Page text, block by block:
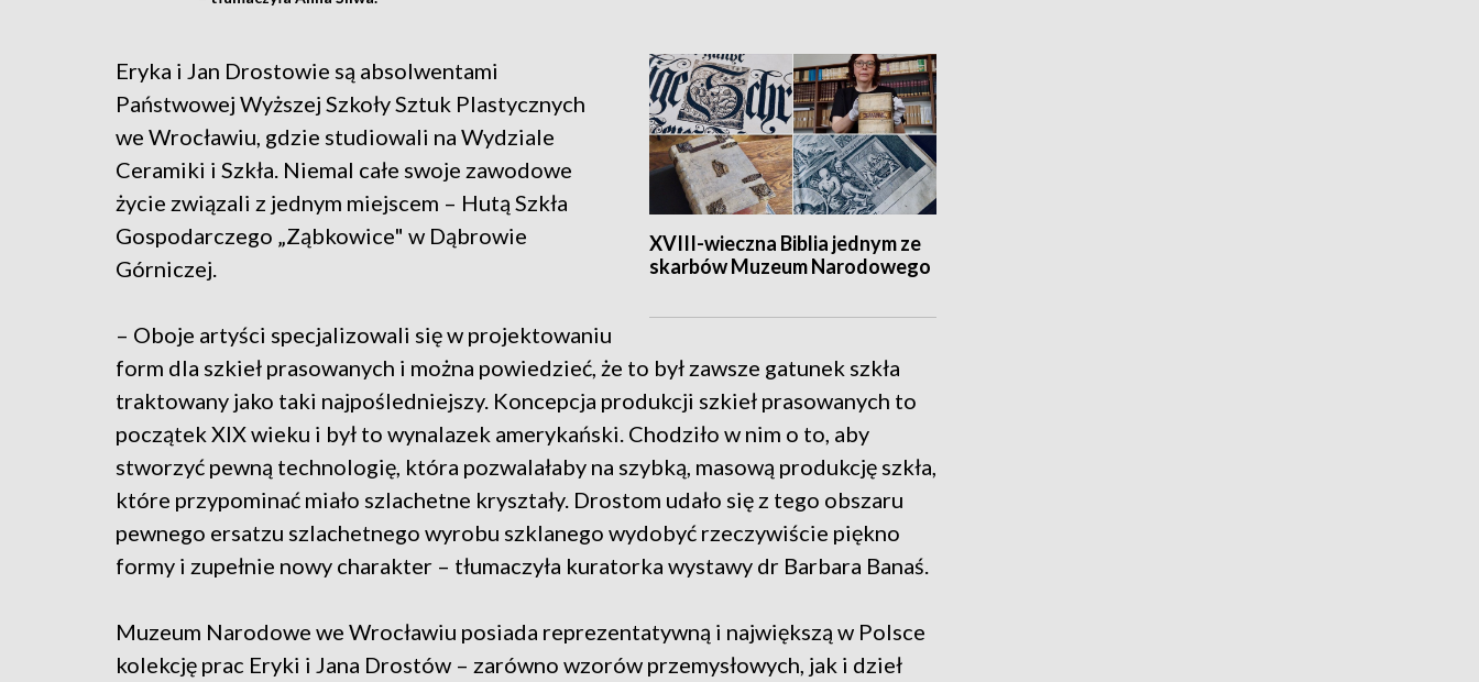
XVIII-wieczna Biblia jednym ze
skarbów Muzeum Narodowego
Eryka i Jan Drostowie są absolwentami
Państwowej Wyższej Szkoły Sztuk Plastycznych
we Wrocławiu, gdzie studiowali na Wydziale
Ceramiki i Szkła. Niemal całe swoje zawodowe
życie związali z jednym miejscem – Hutą Szkła
Gospodarczego „Ząbkowice" w Dąbrowie
Górniczej.
– Oboje artyści specjalizowali się w projektowaniu
form dla szkieł prasowanych i można powiedzieć, że to był zawsze gatunek szkła
traktowany jako taki najpośledniejszy. Koncepcja produkcji szkieł prasowanych to
początek XIX wieku i był to wynalazek amerykański. Chodziło w nim o to, aby
stworzyć pewną technologię, która pozwalałaby na szybką, masową produkcję szkła,
które przypominać miało szlachetne kryształy. Drostom udało się z tego obszaru
pewnego ersatzu szlachetnego wyrobu szklanego wydobyć rzeczywiście piękno
formy i zupełnie nowy charakter – tłumaczyła kuratorka wystawy dr Barbara Banaś.
Muzeum Narodowe we Wrocławiu posiada reprezentatywną i największą w Polsce
kolekcję prac Eryki i Jana Drostów – zarówno wzorów przemysłowych, jak i dzieł